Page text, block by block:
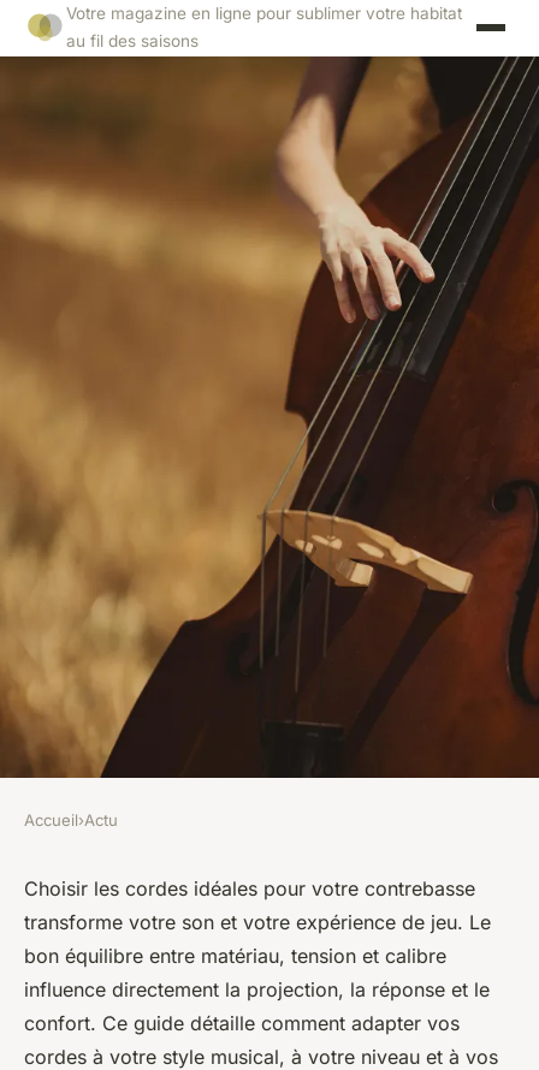
Votre magazine en ligne pour sublimer votre habitat
au fil des saisons
Les meilleurs choix de cordes
pour contrebasse : guide
complet
Léana•3 octobre 2025•6 min de lecture
Accueil›Actu
Choisir les cordes idéales pour votre contrebasse
transforme votre son et votre expérience de jeu. Le
bon équilibre entre matériau, tension et calibre
influence directement la projection, la réponse et le
confort. Ce guide détaille comment adapter vos
cordes à votre style musical, à votre niveau et à vos